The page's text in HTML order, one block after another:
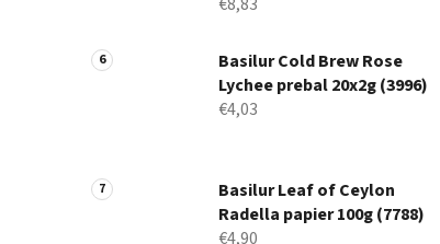
Basilur Cold Brew Rose
Lychee prebal 20x2g (3996)
€4,03
Basilur Leaf of Ceylon
Radella papier 100g (7788)
€4,90